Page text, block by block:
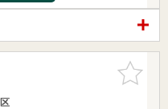
お気に入
りに追加